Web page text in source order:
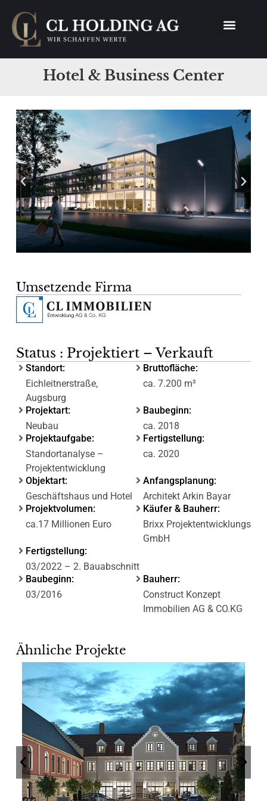
Hotel & Business Center
Umsetzende Firma
Status : Projektiert – Verkauft
Standort:
Eichleitnerstraße,
Augsburg
Bruttofläche:
ca. 7.200 m²
Projektart:
Neubau
Baubeginn:
ca. 2018
Projektaufgabe:
Standortanalyse –
Projektentwicklung
Fertigstellung:
ca. 2020
Objektart:
Geschäftshaus und Hotel
Anfangsplanung:
Architekt Arkin Bayar
Projektvolumen:
ca.17 Millionen Euro
Käufer & Bauherr:
Brixx Projektentwicklungs
GmbH
Fertigstellung:
03/2022 – 2. Bauabschnitt
Baubeginn:
03/2016
Bauherr:
Construct Konzept
Immobilien AG & CO.KG
Ähnliche Projekte